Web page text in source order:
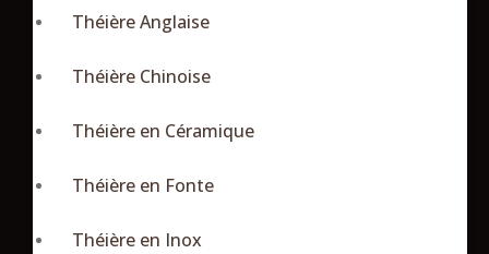
Théière Anglaise
Théière Chinoise
Théière en Céramique
Théière en Fonte
Théière en Inox